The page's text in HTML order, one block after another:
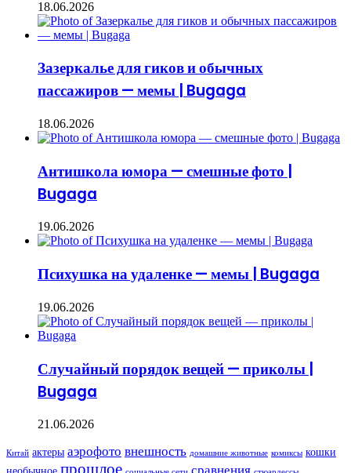
18.06.2026
Зазеркалье для гиков и обычных
пассажиров — мемы | Bugaga
18.06.2026
Антишкола юмора — смешные фото |
Bugaga
19.06.2026
Психушка на удаленке — мемы | Bugaga
19.06.2026
Случайный порядок вещей — приколы |
Bugaga
21.06.2026
Китай актеры аэрофото внешность домашние животные комиксы кошки